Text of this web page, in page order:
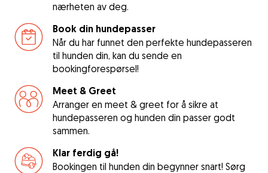
nærheten av deg.
Book din hundepasser
Når du har funnet den perfekte hundepasseren
til hunden din, kan du sende en
bookingforespørsel!
Meet & Greet
Arranger en meet & greet for å sikre at
hundepasseren og hunden din passer godt
sammen.
Klar ferdig gå!
Bookingen til hunden din begynner snart! Sørg